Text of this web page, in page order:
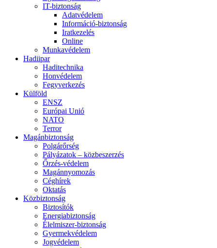
IT-biztonság
Adatvédelem
Információ-biztonság
Iratkezelés
Online
Munkavédelem
Hadiipar
Haditechnika
Honvédelem
Fegyverkezés
Külföld
ENSZ
Európai Unió
NATO
Terror
Magánbiztonság
Polgárőrség
Pályázatok – közbeszerzés
Őrzés-védelem
Magánnyomozás
Céghírek
Oktatás
Közbiztonság
Biztosítók
Energiabiztonság
Élelmiszer-biztonság
Gyermekvédelem
Jogvédelem